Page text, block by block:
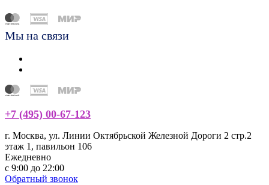
Мы на связи
+7 (495) 00-67-123
г. Москва, ул. Линии Октябрьской Железной Дороги 2 стр.2
этаж 1, павильон 106
Ежедневно
с 9:00 до 22:00
Обратный звонок